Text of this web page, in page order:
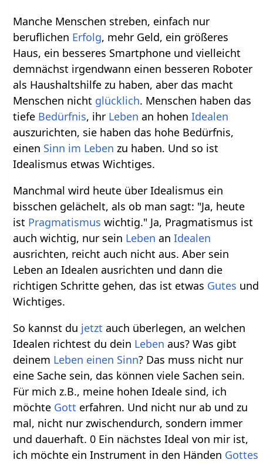
Manche Menschen streben, einfach nur
beruflichen Erfolg, mehr Geld, ein größeres
Haus, ein besseres Smartphone und vielleicht
demnächst irgendwann einen besseren Roboter
als Haushaltshilfe zu haben, aber das macht
Menschen nicht glücklich. Menschen haben das
tiefe Bedürfnis, ihr Leben an hohenIdealen
auszurichten, sie haben das hohe Bedürfnis,
einen Sinn im Leben zu haben. Und so ist
Idealismus etwas Wichtiges.
Manchmal wird heute über Idealismus ein
bisschen gelächelt, als ob man sagt: "Ja, heute
ist Pragmatismus wichtig." Ja, Pragmatismus ist
auch wichtig, nur sein Leben anIdealen
ausrichten, reicht auch nicht aus. Aber sein
Leben an Idealen ausrichten und dann die
richtigen Schritte gehen, das ist etwas Gutes und
Wichtiges.
So kannst du jetzt auch überlegen, an welchen
Idealen richtest du dein Leben aus? Was gibt
deinem Leben einen Sinn? Das muss nicht nur
eine Sache sein, das können viele Sachen sein.
Für mich z.B., meine hohen Ideale sind, ich
möchte Gott erfahren. Und nicht nur ab und zu
mal, nicht nur zwischendurch, sondern immer
und dauerhaft. 0 Ein nächstes Ideal von mir ist,
ich möchte ein Instrument in den Händen Gottes